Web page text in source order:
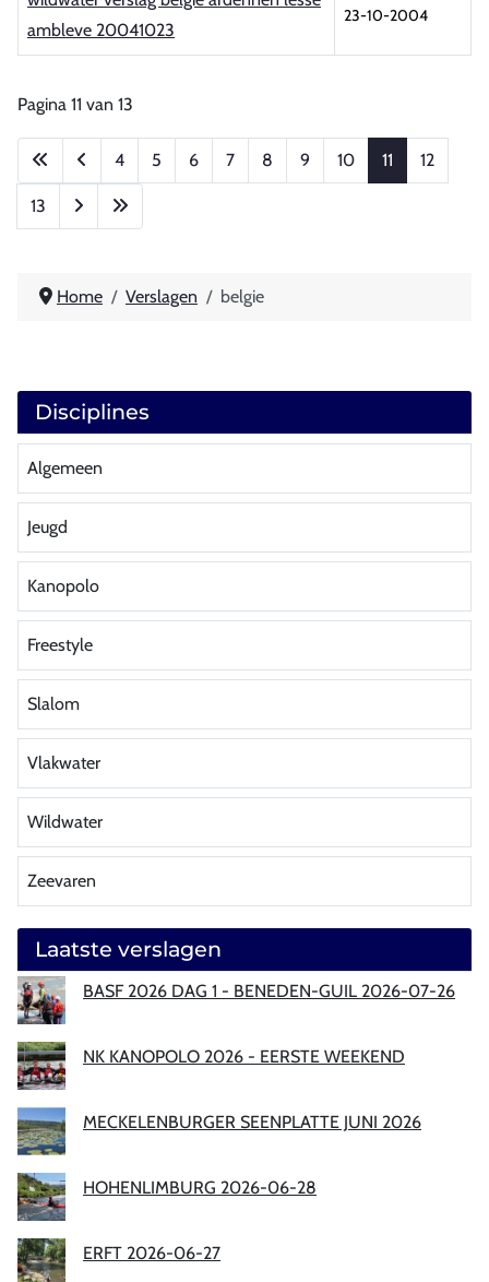
ambleve 20041023
23-10-2004
Pagina 11 van 13
4 5 6 7 8 9 10 11 12
13
Home Verslagen belgie
Disciplines
Algemeen
Jeugd
Kanopolo
Freestyle
Slalom
Vlakwater
Wildwater
Zeevaren
Laatste verslagen
BASF 2026 DAG 1 - BENEDEN-GUIL 2026-07-26
NK KANOPOLO 2026 - EERSTE WEEKEND
MECKELENBURGER SEENPLATTE JUNI 2026
HOHENLIMBURG 2026-06-28
ERFT 2026-06-27